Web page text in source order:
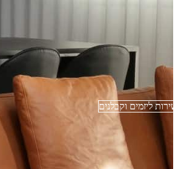
שירות ליזמים וקבלנים